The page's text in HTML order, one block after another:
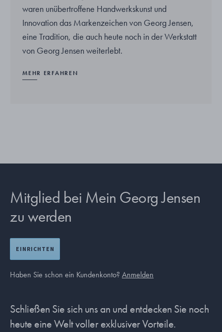
waren unübertroffene Handwerkskunst und
Innovation das Markenzeichen von Georg Jensen,
eine Tradition, die auch heute noch in der Werkstatt
von Georg Jensen weiterlebt.
MEHR ERFAHREN
Mitglied bei Mein Georg Jensen
zu werden
EINRICHTEN
Haben Sie schon ein Kundenkonto? Anmelden
Schließen Sie sich uns an und entdecken Sie noch
heute eine Welt voller exklusiver Vorteile.